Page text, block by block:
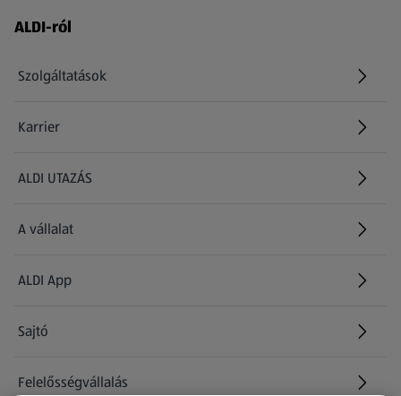
Láblécmenü - további linkek
ALDI-ról
Szolgáltatások
Karrier
(új oldalon nyílik meg)
ALDI UTAZÁS
(új oldalon nyílik meg)
A vállalat
ALDI App
Sajtó
Felelősségvállalás